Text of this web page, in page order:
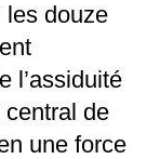
les douze
l’assiduité
central de
une force